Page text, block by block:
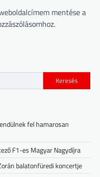
mentése a
Keresés
fel hamarosan
F1-es Magyar Nagydíjra
balatonfüredi koncertje